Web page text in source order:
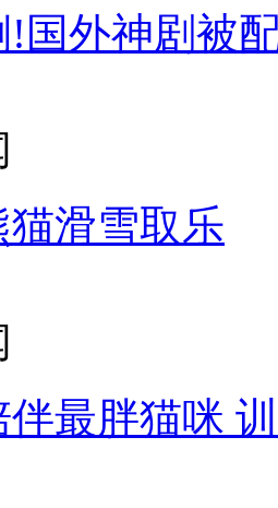
!国外神剧被
滑雪取乐
最胖猫咪